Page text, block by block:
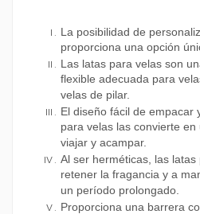
La posibilidad de
proporciona una opción
Las latas para velas son
flexible adecuada para
velas de pilar.
El diseño fácil de empacar
para velas las convierte
viajar y acampar.
Al ser herméticas, las
retener la fragancia y a
un período prolongado.
Proporciona una barrera